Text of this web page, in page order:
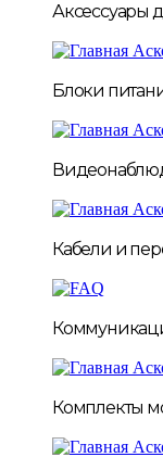
Аксессуары
Блоки
Кабели и
Комплекты